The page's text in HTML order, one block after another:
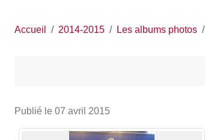
Accueil 2014-2015 Les albums photos
Publié le 07 avril 2015